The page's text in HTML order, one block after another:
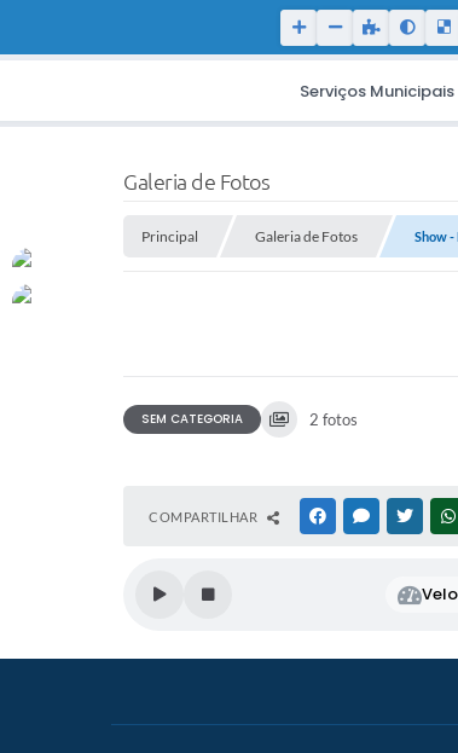
Serviços Municipais
Galeria de Fotos
Principal Galeria de Fotos Show -
SEM CATEGORIA 2 fotos
COMPARTILHAR FACEBOOKMESSENGER